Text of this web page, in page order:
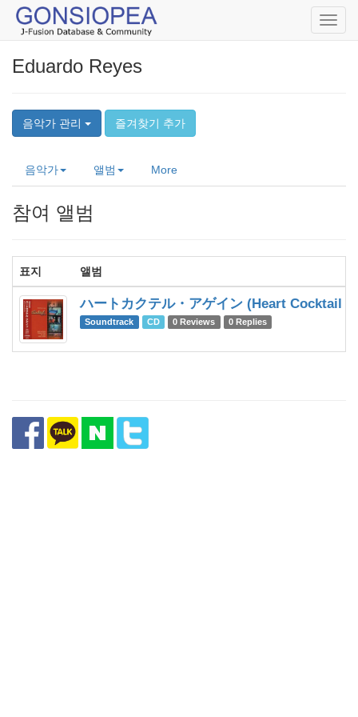
Eduardo Reyes
음악가 관리 즐겨찾기 추가
음악가 앨범 More
참여 앨범
표지 앨범
ハートカクテル・アゲイン (Heart Cocktail
Soundtrack CD 0 Reviews 0 Replies